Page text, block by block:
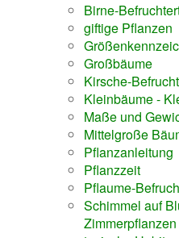
Birne-
giftige Pflanzen
Großbäume
Kirsche-
Kleinbäume -
Maße und
Mittelgroße
Pflanzanleitung
Pflanzzeit
Pflaume-
Schimmel auf
Zimmerpflanzen